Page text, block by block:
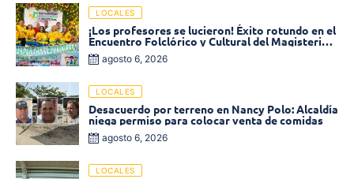
LOCALES
¡Los profesores se lucieron! Éxito rotundo en el
Encuentro Folclórico y Cultural del Magisterio
2026 en Ciénaga
agosto 6, 2026
LOCALES
Desacuerdo por terreno en Nancy Polo: Alcaldía
niega permiso para colocar venta de comidas
agosto 6, 2026
LOCALES